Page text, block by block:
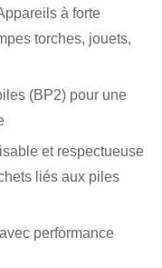
à forte
torches, jouets,
(BP2) pour une
et respectueuse
liés aux piles
performance